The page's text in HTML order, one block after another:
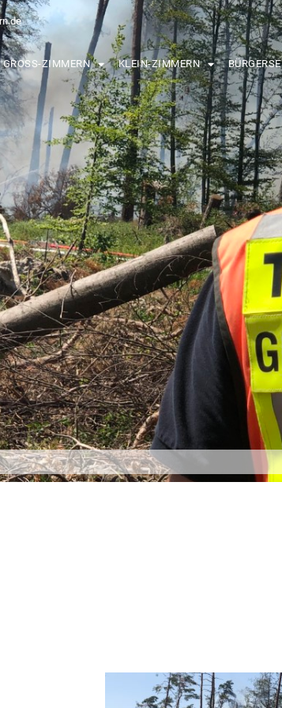
GROSS-ZIMMERN KLEIN-ZIMMERN